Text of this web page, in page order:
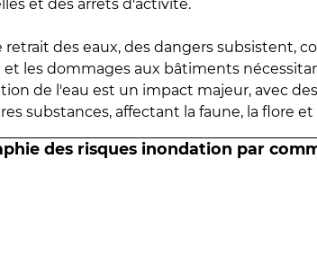
et des arrêts d'activité.
retrait des eaux, des dangers subsistent,
et les dommages aux bâtiments
de l'eau est un impact majeur, avec
substances, affectant la faune, la flore et
des risques inondation par